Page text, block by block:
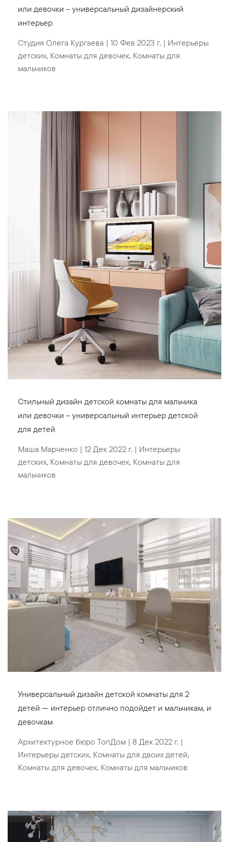
или девочки – универсальный дизайнерский
интерьер
Студия Олега Кургаева | 10 Фев 2023 г. | Интерьеры
детских, Комнаты для девочек, Комнаты для
мальчиков
Стильный дизайн детской комнаты для мальчика
или девочки – универсальный интерьер детской
для детей
Маша Марченко | 12 Дек 2022 г. | Интерьеры
детских, Комнаты для девочек, Комнаты для
мальчиков
Универсальный дизайн детской комнаты для 2
детей — интерьер отлично подойдет и мальчикам, и
девочкам
Архитектурное бюро ТопДом | 8 Дек 2022 г. |
Интерьеры детских, Комнаты для двоих детей,
Комнаты для девочек, Комнаты для мальчиков